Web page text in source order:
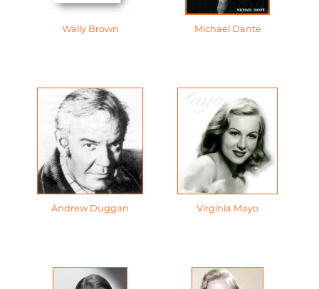
Wally Brown Michael Dante
Andrew Duggan Virginia Mayo